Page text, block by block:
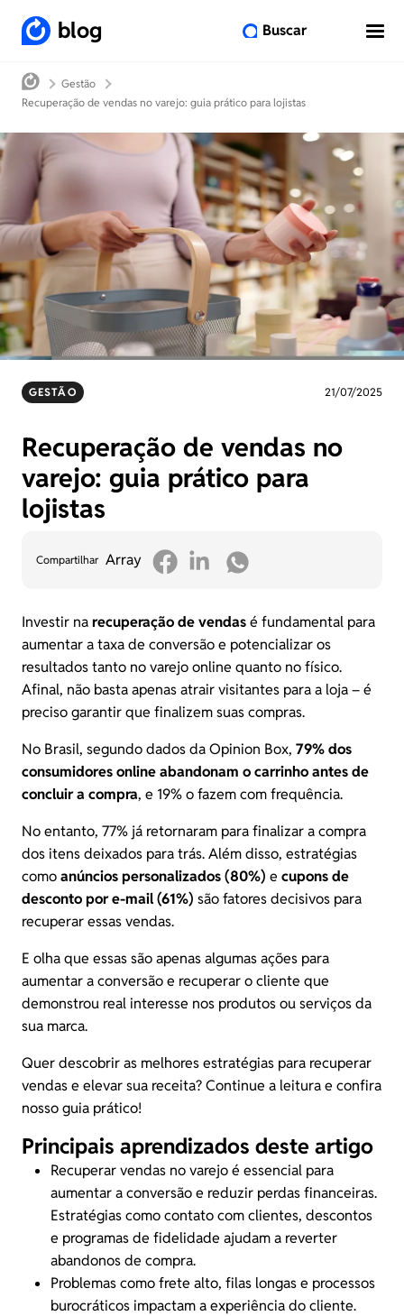
blog Buscar
Gestão
Recuperação de vendas no varejo: guia prático para lojistas
GESTÃO 21/07/2025
Recuperação de vendas no
varejo: guia prático para
lojistas
Compartilhar Array
Investir narecuperação de vendasé fundamental para
aumentar a taxa de conversão e potencializar os
resultados tanto no varejo online quanto no físico.
Afinal, não basta apenas atrair visitantes para a loja – é
preciso garantir que finalizem suas compras.
No Brasil, segundodados da Opinion Box, 79% dos
consumidores online abandonam o carrinho antes de
concluir a compra, e 19% o fazem com frequência.
No entanto, 77% já retornaram para finalizar a compra
dos itens deixados para trás. Além disso, estratégias
comoanúncios personalizados (80%) e cupons de
desconto por e-mail (61%) são fatores decisivos para
recuperar essas vendas.
E olha que essas são apenas algumas ações para
aumentar a conversão e recuperar o cliente que
demonstrou real interesse nos produtos ou serviços da
sua marca.
Quer descobrir as melhores estratégias para recuperar
vendas e elevar sua receita? Continue a leitura e confira
nosso guia prático!
Principais aprendizados deste artigo
Recuperar vendas no varejo é essencial para
aumentar a conversão e reduzir perdas financeiras.
Estratégias como contato com clientes, descontos
e programas de fidelidade ajudam a reverter
abandonos de compra.
Problemas como frete alto, filas longas e processos
burocráticos impactam a experiência do cliente.